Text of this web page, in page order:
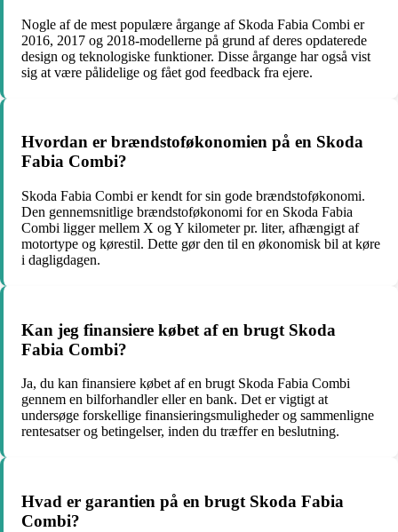
Nogle af de mest populære årgange af Skoda Fabia Combi er
2016, 2017 og 2018-modellerne på grund af deres opdaterede
design og teknologiske funktioner. Disse årgange har også vist
sig at være pålidelige og fået god feedback fra ejere.
Hvordan er brændstoføkonomien på en Skoda
Fabia Combi?
Skoda Fabia Combi er kendt for sin gode brændstoføkonomi.
Den gennemsnitlige brændstoføkonomi for en Skoda Fabia
Combi ligger mellem X og Y kilometer pr. liter, afhængigt af
motortype og kørestil. Dette gør den til en økonomisk bil at køre
i dagligdagen.
Kan jeg finansiere købet af en brugt Skoda
Fabia Combi?
Ja, du kan finansiere købet af en brugt Skoda Fabia Combi
gennem en bilforhandler eller en bank. Det er vigtigt at
undersøge forskellige finansieringsmuligheder og sammenligne
rentesatser og betingelser, inden du træffer en beslutning.
Hvad er garantien på en brugt Skoda Fabia
Combi?